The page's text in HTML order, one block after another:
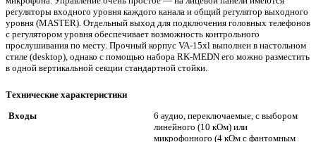
регуляторы входного уровня каждого канала и общий регулятор выходного
уровня (MASTER). Отдельный выход для подключения головных телефонов
с регулятором уровня обеспечивает возможность контрольного
прослушивания по месту. Прочный корпус VA-­15xl выполнен в настольном
стиле (desktop), однако с помощью набора RK­-MEDN его можно разместить
в одной вертикальной секции стандартной стойки.
Технические характеристики
Входы
6 аудио, переключаемые, с выбором
линейного (10 кОм) или
микрофонного (4 кОм с фантомным